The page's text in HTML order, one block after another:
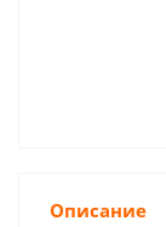
Описание